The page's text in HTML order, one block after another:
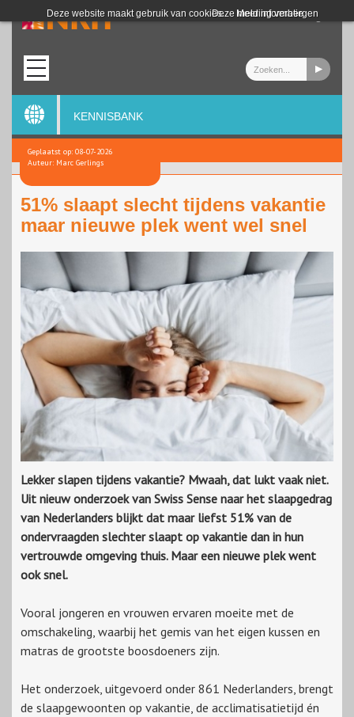
Deze website maakt gebruik van cookies. Meer informatie
Deze melding verbergen
Login
KENNISBANK
Geplaatst op: 08-07-2026
Auteur: Marc Gerlings
51% slaapt slecht tijdens vakantie
maar nieuwe plek went wel snel
Lekker slapen tijdens vakantie? Mwaah, dat lukt vaak niet.
Uit nieuw onderzoek van Swiss Sense naar het slaapgedrag
van Nederlanders blijkt dat maar liefst 51% van de
ondervraagden slechter slaapt op vakantie dan in hun
vertrouwde omgeving thuis. Maar een nieuwe plek went
ook snel.
Vooral jongeren en vrouwen ervaren moeite met de
omschakeling, waarbij het gemis van het eigen kussen en
matras de grootste boosdoeners zijn.
Het onderzoek, uitgevoerd onder 861 Nederlanders, brengt
de slaapgewoonten op vakantie, de acclimatisatietijd én